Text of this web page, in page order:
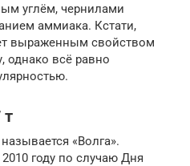
углём, чернилами
аммиака. Кстати,
выраженным свойством
однако всё равно
т
«Волга».
году по случаю Дня